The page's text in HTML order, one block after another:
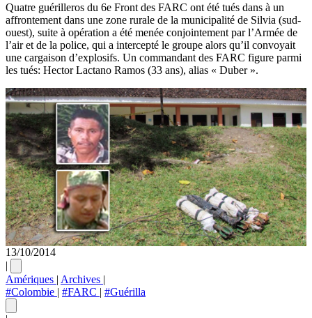
Quatre guérilleros du 6e Front des FARC ont été tués dans à un
affrontement dans une zone rurale de la municipalité de Silvia (sud-
ouest), suite à opération a été menée conjointement par l’Armée de
l’air et de la police, qui a intercepté le groupe alors qu’il convoyait
une cargaison d’explosifs. Un commandant des FARC figure parmi
les tués: Hector Lactano Ramos (33 ans), alias « Duber ».
13/10/2014
|
Amériques | Archives |
#Colombie | #FARC | #Guérilla